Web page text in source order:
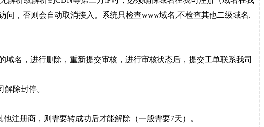
，否则会自动取消接入。系统只检查www域名,不检查其他二级域名.
域名，进行删除，重新提交审核，进行审核状态后，提交工单联系我司
解除封停。
注册商，则需要转成功后才能解除（一般需要7天）。